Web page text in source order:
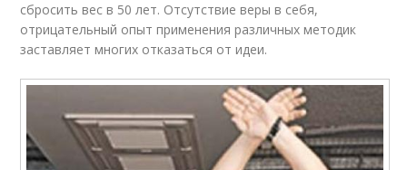
сбросить вес в 50 лет. Отсутствие веры в себя,
отрицательный опыт применения различных методик
заставляет многих отказаться от идеи.